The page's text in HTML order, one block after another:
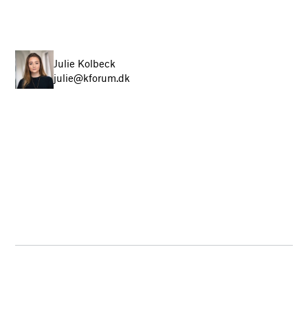
Julie Kolbeck
julie@kforum.dk